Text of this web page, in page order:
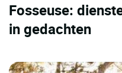
Fosseuse:
in gedachten